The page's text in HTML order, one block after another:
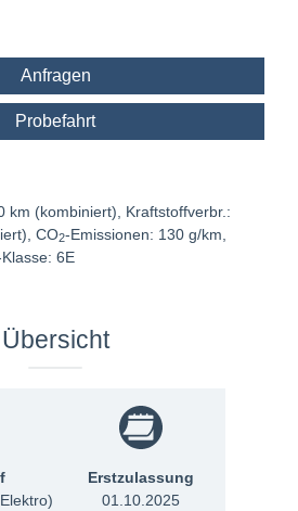
Anfragen
Probefahrt
km (kombiniert), Kraftstoffverbr.:
CO2-Emissionen: 130 g/km,
6E
Übersicht
Erstzulassung
01.10.2025